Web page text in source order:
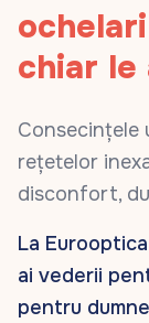
chiar le
Consecințele
rețetelor
disconfort,
La
ai vederii
pentru